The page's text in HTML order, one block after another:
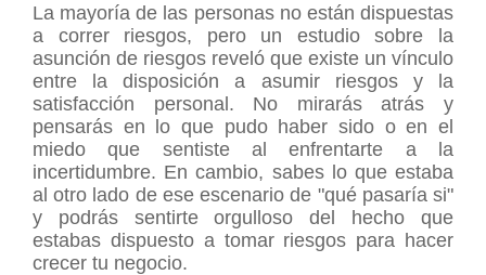
La mayoría de las personas no están dispuestas
a correr riesgos, pero un estudio sobre la
asunción de riesgos reveló que existe un vínculo
entre la disposición a asumir riesgos y la
satisfacción personal. No mirarás atrás y
pensarás en lo que pudo haber sido o en el
miedo que sentiste al enfrentarte a la
incertidumbre. En cambio, sabes lo que estaba
al otro lado de ese escenario de "qué pasaría si"
y podrás sentirte orgulloso del hecho que
estabas dispuesto a tomar riesgos para hacer
crecer tu negocio.